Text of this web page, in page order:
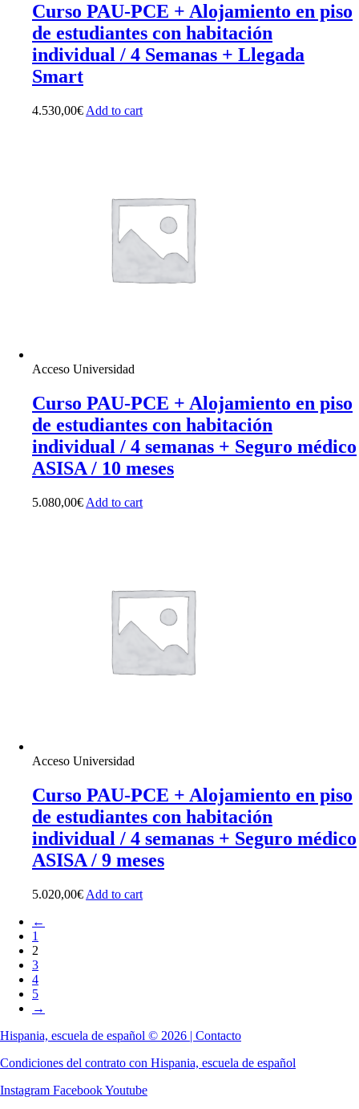
Curso PAU-PCE + Alojamiento en piso
de estudiantes con habitación
individual / 4 Semanas + Llegada
Smart
4.530,00€ Add to cart
Acceso Universidad
Curso PAU-PCE + Alojamiento en piso
de estudiantes con habitación
individual / 4 semanas + Seguro médico
ASISA / 10 meses
5.080,00€ Add to cart
Acceso Universidad
Curso PAU-PCE + Alojamiento en piso
de estudiantes con habitación
individual / 4 semanas + Seguro médico
ASISA / 9 meses
5.020,00€ Add to cart
←
1
2
3
4
5
→
Hispania, escuela de español © 2026 | Contacto
Condiciones del contrato con Hispania, escuela de español
Instagram FacebookYoutube